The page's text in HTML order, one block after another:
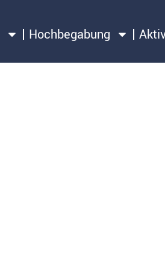
Hochbegabung